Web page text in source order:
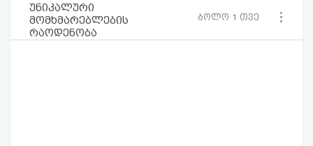
უნიკალური
მომხმარებლების
რაოდენობა
ბოლო 1 თვე